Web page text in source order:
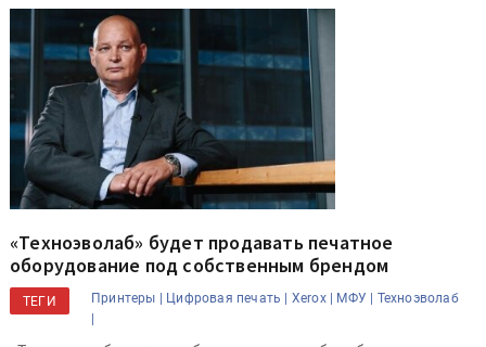
«Техноэволаб» будет продавать печатное
оборудование под собственным брендом
ТЕГИ Принтеры | Цифровая печать | Xerox | МФУ | Техноэволаб
|